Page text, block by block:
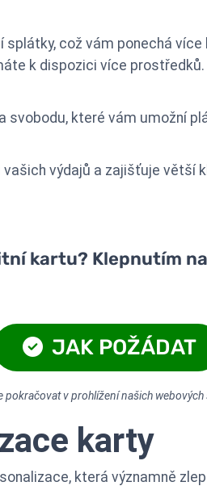
což vám ponechá
k dispozici více prostředků.
které vám umožní
výdajů a zajišťuje větší
kartu? Klepnutím
JAK POŽÁDAT
pokračovat v prohlížení našich webových
karty
která významně